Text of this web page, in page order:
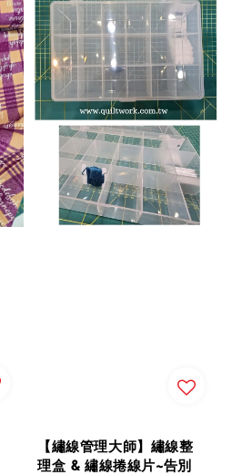
【繡線管理大師】繡線整
理盒 & 繡線捲線片~告別